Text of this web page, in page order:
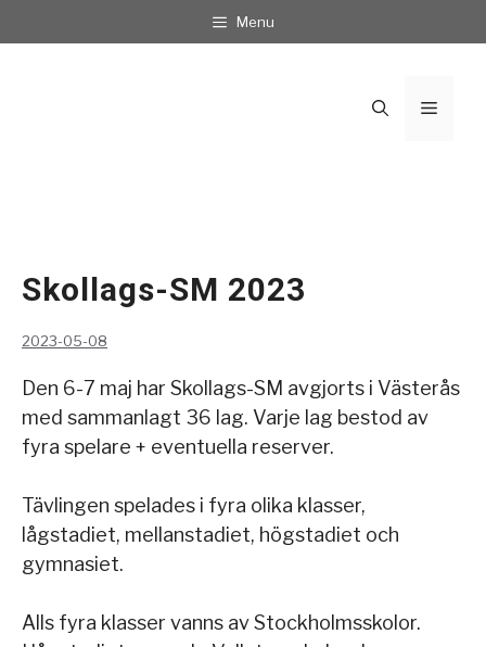
till
Menu
Meny
Skollags-SM 2023
2023-05-08
Den 6-7 maj har Skollags-SM avgjorts i Västerås
med sammanlagt 36 lag. Varje lag bestod av
fyra spelare + eventuella reserver.
Tävlingen spelades i fyra olika klasser,
lågstadiet, mellanstadiet, högstadiet och
gymnasiet.
Alls fyra klasser vanns av Stockholmsskolor.